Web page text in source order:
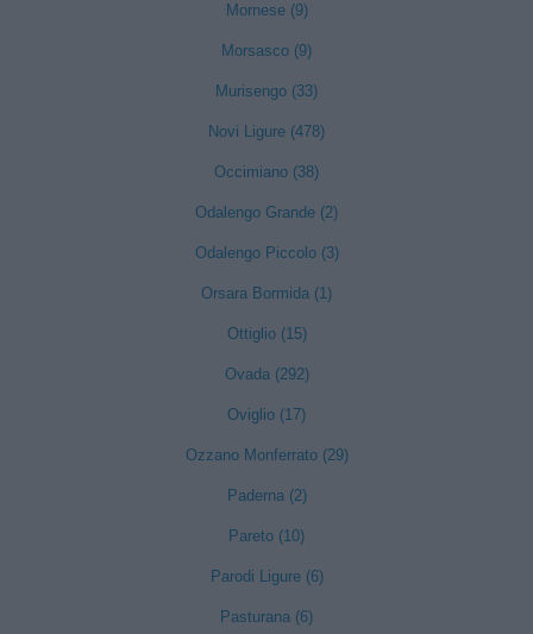
Mornese (9)
Morsasco (9)
Murisengo (33)
Novi Ligure (478)
Occimiano (38)
Odalengo Grande (2)
Odalengo Piccolo (3)
Orsara Bormida (1)
Ottiglio (15)
Ovada (292)
Oviglio (17)
Ozzano Monferrato (29)
Paderna (2)
Pareto (10)
Parodi Ligure (6)
Pasturana (6)